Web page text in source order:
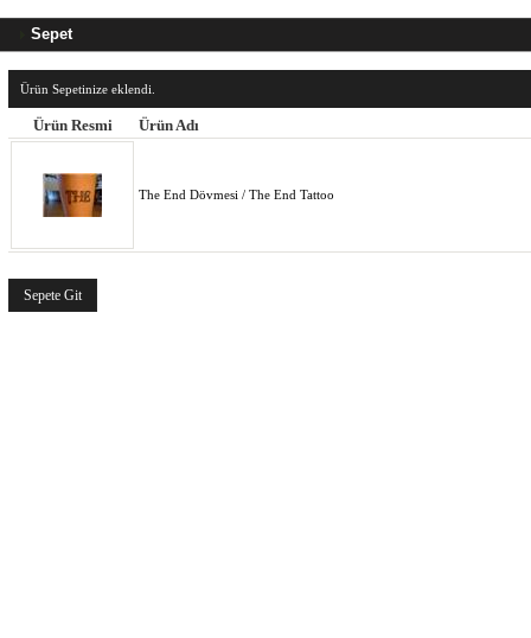
Sepet
Ürün Sepetinize eklendi.
Ürün Resmi Ürün Adı
The End Dövmesi / The End Tattoo
Sepete Git